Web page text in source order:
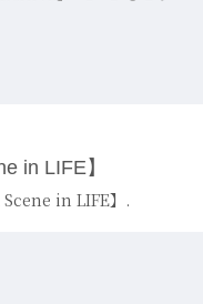
in LIFE】
in LIFE】.